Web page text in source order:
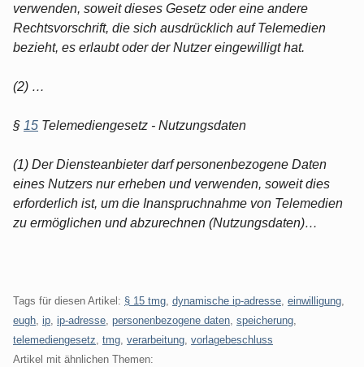
verwenden, soweit dieses Gesetz oder eine andere
Rechtsvorschrift, die sich ausdrücklich auf Telemedien
bezieht, es erlaubt oder der Nutzer eingewilligt hat.
(2) …
§ 15 Telemediengesetz - Nutzungsdaten
(1) Der Diensteanbieter darf personenbezogene Daten
eines Nutzers nur erheben und verwenden, soweit dies
erforderlich ist, um die Inanspruchnahme von Telemedien
zu ermöglichen und abzurechnen (Nutzungsdaten)…
Tags für diesen Artikel: § 15 tmg dynamische ip-adresse einwilligung
eugh ip ip-adresse personenbezogene daten speicherung
telemediengesetz tmg verarbeitung vorlagebeschluss
Artikel mit ähnlichen Themen: